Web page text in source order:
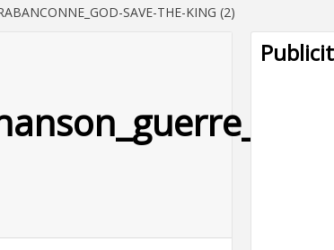
SAVE-THE-KING (2)